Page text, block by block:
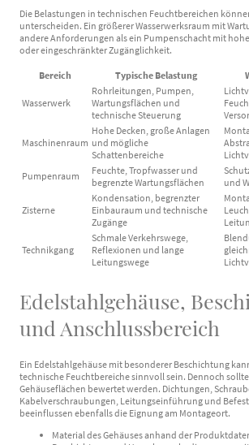
Die Belastungen in technischen Feuchtbereichen
unterscheiden. Ein größerer Wasserwerksraum mit
andere Anforderungen als ein Pumpenschacht mit
oder eingeschränkter Zugänglichkeit.
Bereich Typische Belastung
Wasserwerk
Rohrleitungen, Pumpen,
Wartungsflächen und
technische Steuerung
Maschinenraum
Hohe Decken, große Anlagen
und mögliche
Schattenbereiche
Pumpenraum
Feuchte, Tropfwasser und
begrenzte Wartungsflächen
und
Zisterne
Kondensation, begrenzter
Einbauraum und technische
Zugänge
Technikgang
Schmale Verkehrswege,
Reflexionen und lange
Leitungswege
Edelstahlgehäuse,
und Anschlussbereich
Ein Edelstahlgehäuse mit besonderer Beschichtung
technische Feuchtbereiche sinnvoll sein. Dennoch
Gehäuseflächen bewertet werden. Dichtungen,
Kabelverschraubungen, Leitungseinführung und
beeinflussen ebenfalls die Eignung am Montageort.
Material des Gehäuses anhand der